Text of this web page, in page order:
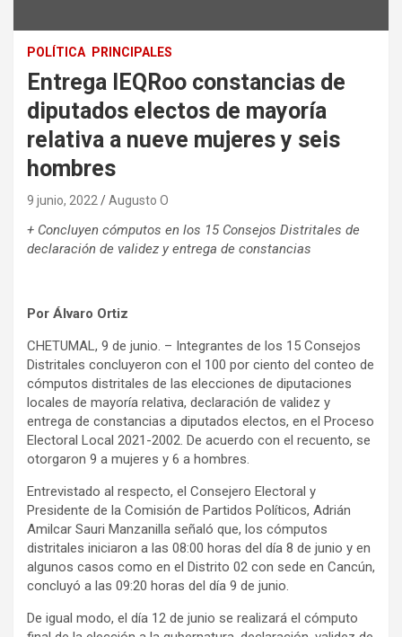
POLÍTICA PRINCIPALES
Entrega IEQRoo constancias de
diputados electos de mayoría
relativa a nueve mujeres y seis
hombres
9 junio, 2022 Augusto O
+ Concluyen cómputos en los 15 Consejos Distritales de
declaración de validez y entrega de constancias
Por Álvaro Ortiz
CHETUMAL, 9 de junio. – Integrantes de los 15 Consejos
Distritales concluyeron con el 100 por ciento del conteo de
cómputos distritales de las elecciones de diputaciones
locales de mayoría relativa, declaración de validez y
entrega de constancias a diputados electos, en el Proceso
Electoral Local 2021-2002. De acuerdo con el recuento, se
otorgaron 9 a mujeres y 6 a hombres.
Entrevistado al respecto, el Consejero Electoral y
Presidente de la Comisión de Partidos Políticos, Adrián
Amilcar Sauri Manzanilla señaló que, los cómputos
distritales iniciaron a las 08:00 horas del día 8 de junio y en
algunos casos como en el Distrito 02 con sede en Cancún,
concluyó a las 09:20 horas del día 9 de junio.
De igual modo, el día 12 de junio se realizará el cómputo